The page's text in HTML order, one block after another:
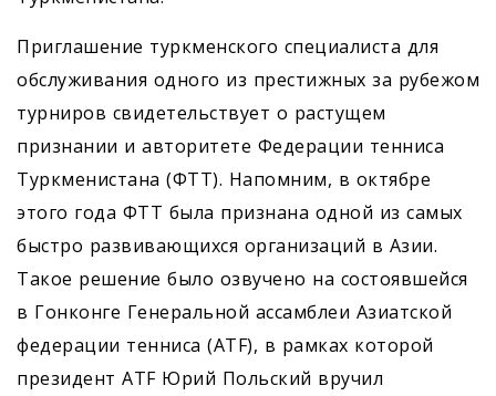
Приглашение туркменского специалиста для
обслуживания одного из престижных за рубежом
турниров свидетельствует о растущем
признании и авторитете Федерации тенниса
Туркменистана (ФТТ). Напомним, в октябре
этого года ФТТ была признана одной из самых
быстро развивающихся организаций в Азии.
Такое решение было озвучено на состоявшейся
в Гонконге Генеральной ассамблеи Азиатской
федерации тенниса (ATF), в рамках которой
президент ATF Юрий Польский вручил